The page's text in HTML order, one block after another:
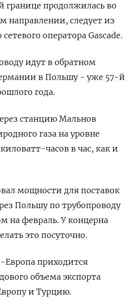
границе продолжилась во
направлении, следует из
оператора Gascade.
идут в обратном
в Польшу - уже 57-й
года.
станцию Мальнов
газа на уровне
часов в час, как и
мощности для поставок
Польшу по трубопроводу
на февраль. У концерна
это посуточно.
Европа приходится
объема экспорта
и Турцию.